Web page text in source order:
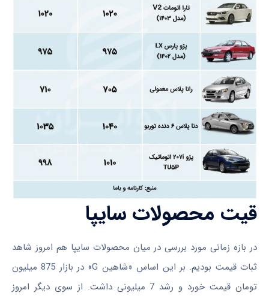
قیت محصولات سایپا
در بازه زمانی مورد بررسی در میان محصولات سایپا هم امروز شاهد
ثبات قیمت بودیم. بر این اساس «شاهین G» در بازار 875 میلیون
تومان قیمت خورد و رشد 7 میلیونی داشت. از سوی دیگر امروز